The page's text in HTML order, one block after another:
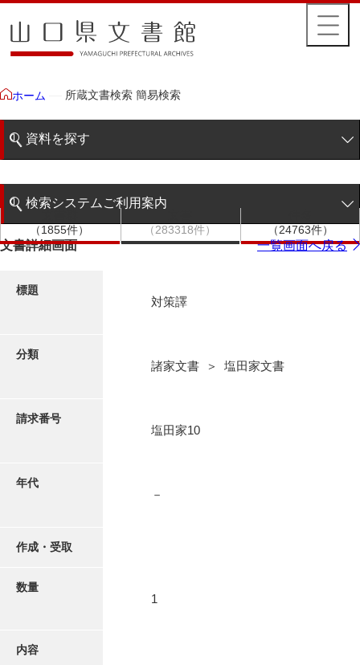
ホーム 所蔵文書検索 簡易検索
資料を探す
階層検索
写真・絵はがき
近代刊行写真帳類
検索システムご利用案内
検索システムの利用について
（1855件）
（283318件）
（24763件）
文書詳細画面 一覧画面へ戻る
標題
対策譯
分類
諸家文書 ＞ 塩田家文書
請求番号
塩田家10
年代
－
作成・受取
数量
1
内容